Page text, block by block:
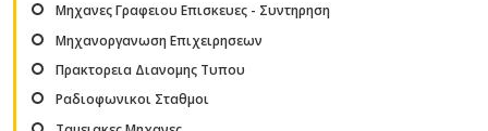
Μηχανες Γραφειου Επισκευες - Συντηρηση
Μηχανοργανωση Επιχειρησεων
Πρακτορεια Διανομης Τυπου
Ραδιοφωνικοι Σταθμοι